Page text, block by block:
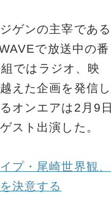
ゲンの主宰である
で放送中の番
ではラジオ、映
えた企画を発信し
オンエアは2月9
スト出演した。
プ・尾崎世界観、
決意する